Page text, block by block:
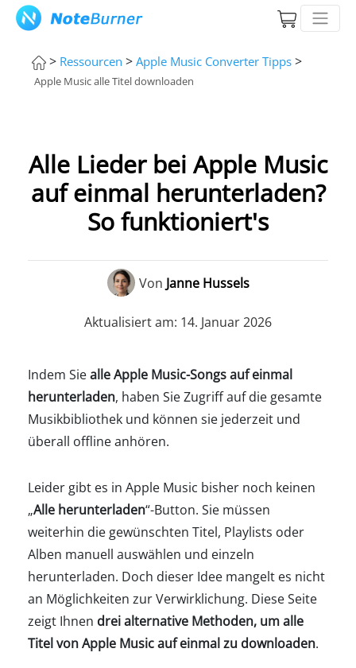
> Ressourcen > Apple Music Converter Tipps >
Apple Music alle Titel downloaden
Alle Lieder bei Apple Music
auf einmal herunterladen?
So funktioniert's
Von Janne Hussels
Aktualisiert am: 14. Januar 2026
Indem Siealle Apple Music-Songs auf einmal
herunterladen, haben Sie Zugriff auf die gesamte
Musikbibliothek und können sie jederzeit und
überall offline anhören.
Leider gibt es in Apple Music bisher noch keinen
„Alle herunterladen“-Button. Sie müssen
weiterhin die gewünschten Titel, Playlists oder
Alben manuell auswählen und einzeln
herunterladen. Doch dieser Idee mangelt es nicht
an Möglichkeiten zur Verwirklichung. Diese Seite
zeigt Ihnen drei alternative Methoden, um alle
Titel von Apple Music auf einmal zu downloaden.